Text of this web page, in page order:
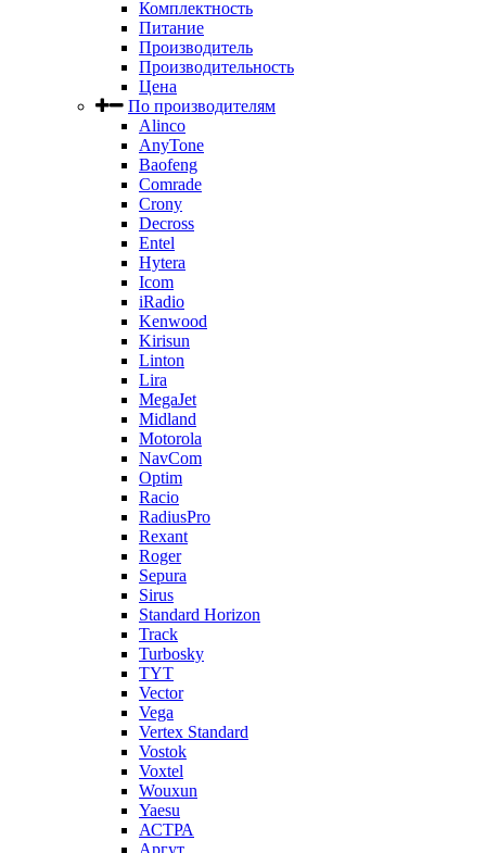
Комплектность
Питание
Производитель
Производительность
Цена
По производителям
Alinco
AnyTone
Baofeng
Comrade
Crony
Decross
Entel
Hytera
Icom
iRadio
Kenwood
Kirisun
Linton
Lira
MegaJet
Midland
Motorola
NavCom
Optim
Racio
RadiusPro
Rexant
Roger
Sepura
Sirus
Standard Horizon
Track
Turbosky
TYT
Vector
Vega
Vertex Standard
Vostok
Voxtel
Wouxun
Yaesu
АСТРА
Аргут